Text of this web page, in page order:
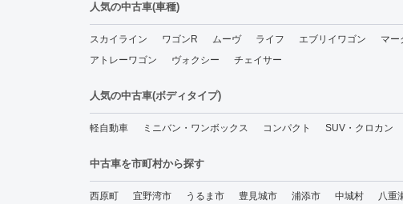
人気の中古車(車種)
スカイライン ワゴンR ムーヴ ライフ エブリイワゴン マー
アトレーワゴン
ヴォクシー チェイサー
人気の中古車(ボディタイプ)
軽自動車 ミニバン・ワンボックス コンパクト SUV・クロカン
中古車を市町村から探す
西原町 宜野湾市 うるま市 豊見城市 浦添市 中城村 八重